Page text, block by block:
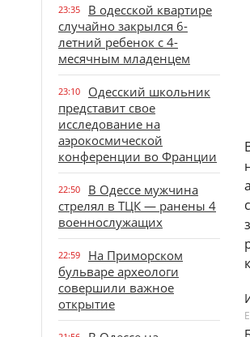
23:35
В одесской квартире
случайно закрылся 6-
летний ребенок с 4-
месячным младенцем
23:10
Одесский школьник
представит свое
исследование на
аэрокосмической
конференции во Франции
22:50
В Одессе мужчина
стрелял в ТЦК — ранены 4
военнослужащих
22:59
На Приморском
бульваре археологи
совершили важное
открытие